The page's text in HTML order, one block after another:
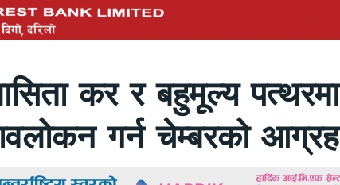
कर र बहुमूल्य पत्थरमा
गर्न चेम्बरको आग्रह